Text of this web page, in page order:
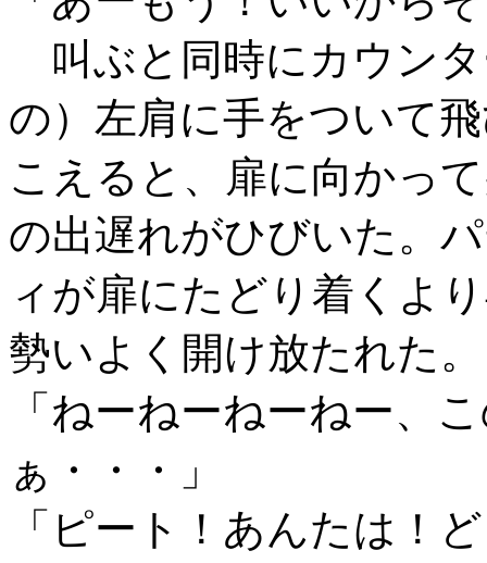
叫ぶと同時にカウン
の）左肩に手をついて
こえると、扉に向かっ
の出遅れがひびいた。
ィが扉にたどり着くよ
勢いよく開け放たれた。
「ねーねーねーねー、
ぁ・・・」
「ピート！あんたは！